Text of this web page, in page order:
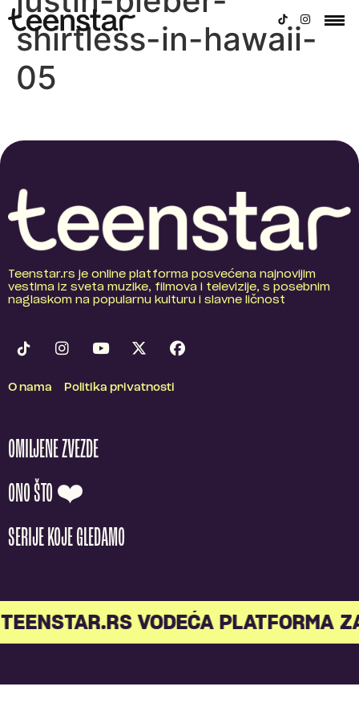
shirtless-in-hawaii-
05
Teenstar.rs je online platforma posvećena najnovijim
vestima iz sveta muzike, filmova i televizije, s posebnim
naglaskom na popularnu kulturu i slavne ličnost
O nama Politika privatnosti
OMILJENE ZVEZDE
ONO ŠTO ❤️
SERIJE KOJE GLEDAMO
VODEĆA PLATFORMA